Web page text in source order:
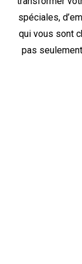
spéciales,
qui vous sont
pas